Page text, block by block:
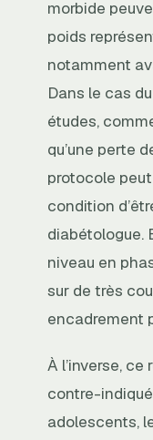
morbide
poids
notamment
Dans le cas
études,
qu’une perte
protocole
condition
diabétologue.
niveau en
sur de très
encadrement
À l’inverse,
contre-
adolescents,